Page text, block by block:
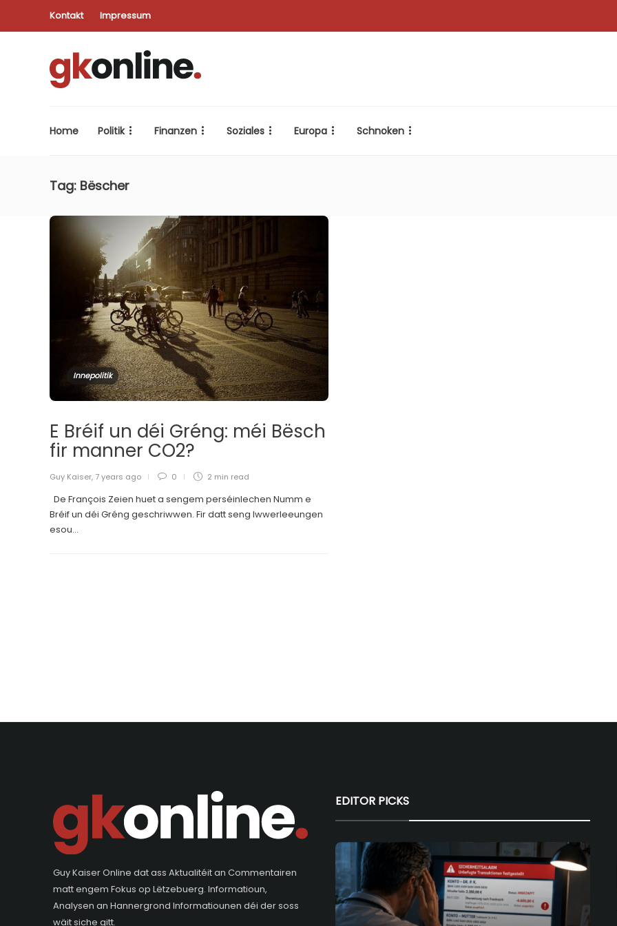
Kontakt Impressum
Home Politik Finanzen Soziales Europa Schnoken
Tag: Bëscher
Innepolitik
E Bréif un déi Gréng: méi Bësch
fir manner CO2?
Guy Kaiser, 7 years ago 0 2 min read
De François Zeien huet a sengem perséinlechen Numm e
Bréif un déi Gréng geschriwwen. Fir datt seng Iwwerleeungen
esou...
Guy Kaiser Online dat ass Aktualitéit an Commentairen
matt engem Fokus op Lëtzebuerg. Informatioun,
Analysen an Hannergrond Informatiounen déi der soss
wäit siche gitt.
EDITOR PICKS